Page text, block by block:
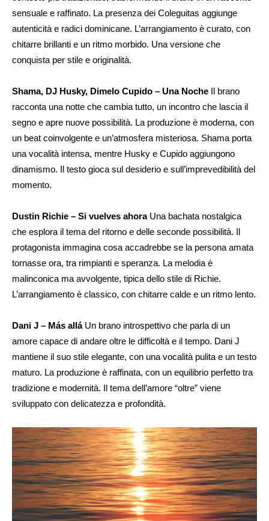
sensuale e raffinato. La presenza dei Coleguitas aggiunge
autenticità e radici dominicane. L’arrangiamento è curato, con
chitarre brillanti e un ritmo morbido. Una versione che
conquista per stile e originalità.
Shama, DJ Husky, Dimelo Cupido – Una Noche Il brano
racconta una notte che cambia tutto, un incontro che lascia il
segno e apre nuove possibilità. La produzione è moderna, con
un beat coinvolgente e un’atmosfera misteriosa. Shama porta
una vocalità intensa, mentre Husky e Cupido aggiungono
dinamismo. Il testo gioca sul desiderio e sull’imprevedibilità del
momento.
Dustin Richie – Si vuelves ahoraUna bachata nostalgica
che esplora il tema del ritorno e delle seconde possibilità. Il
protagonista immagina cosa accadrebbe se la persona amata
tornasse ora, tra rimpianti e speranza. La melodia è
malinconica ma avvolgente, tipica dello stile di Richie.
L’arrangiamento è classico, con chitarre calde e un ritmo lento.
Dani J – Más alláUn brano introspettivo che parla di un
amore capace di andare oltre le difficoltà e il tempo. Dani J
mantiene il suo stile elegante, con una vocalità pulita e un testo
maturo. La produzione è raffinata, con un equilibrio perfetto tra
tradizione e modernità. Il tema dell’amore “oltre” viene
sviluppato con delicatezza e profondità.